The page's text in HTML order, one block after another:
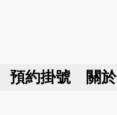
預約掛號 關於